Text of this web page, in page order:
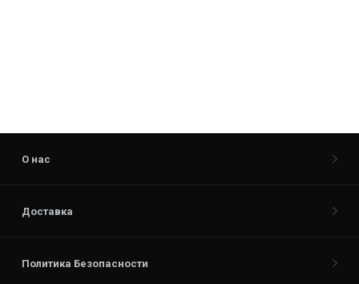
О нас
Доставка
Политика Безопасности